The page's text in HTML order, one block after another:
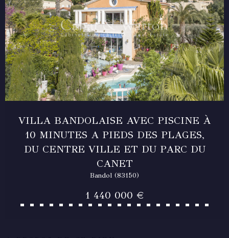
VILLA BANDOLAISE AVEC PISCINE À
10 MINUTES A PIEDS DES PLAGES,
DU CENTRE VILLE ET DU PARC DU
CANET
Bandol (83150)
1 440 000 €